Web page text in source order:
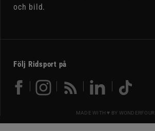
och bild.
Följ Ridsport på
MADE WITH ♥ BY WONDERFOUR